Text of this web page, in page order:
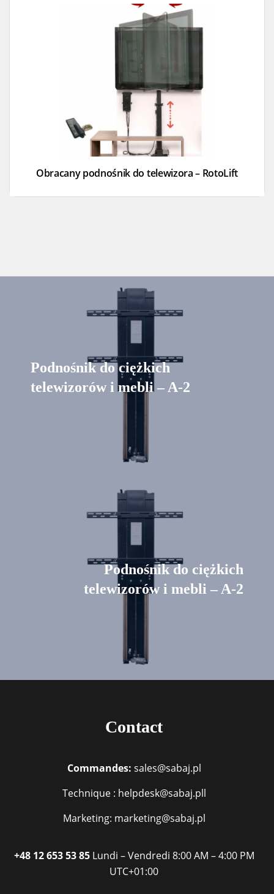
Obracany podnośnik do telewizora – RotoLift
Podnośnik do ciężkich
telewizorów i mebli – A-2
Podnośnik do ciężkich
telewizorów i mebli – A-2
Contact
Commandes: sales@sabaj.pl
Technique : helpdesk@sabaj.pll
Marketing: marketing@sabaj.pl
+48 12 653 53 85 Lundi – Vendredi 8:00 AM – 4:00 PM
UTC+01:00